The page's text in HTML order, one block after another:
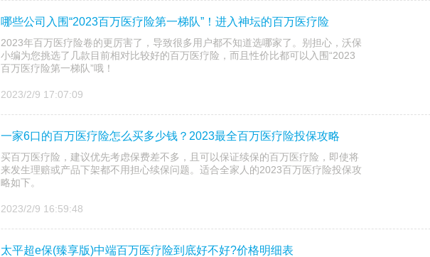
哪些公司入围“2023百万医疗险第一梯队”！进入神坛的百万医疗险
2023年百万医疗险卷的更厉害了，导致很多用户都不知道选哪家了。别担心，沃保
小编为您挑选了几款目前相对比较好的百万医疗险，而且性价比都可以入围“2023
百万医疗险第一梯队”哦！
2023/2/9 17:07:09
一家6口的百万医疗险怎么买多少钱？2023最全百万医疗险投保攻略
买百万医疗险，建议优先考虑保费差不多，且可以保证续保的百万医疗险，即使将
来发生理赔或产品下架都不用担心续保问题。适合全家人的2023百万医疗险投保攻
略如下。
2023/2/9 16:59:48
太平超e保(臻享版)中端百万医疗险到底好不好?价格明细表